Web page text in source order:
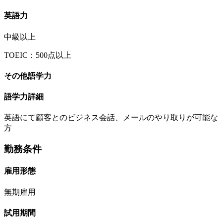
英語力
中級以上
TOEIC：500点以上
その他語学力
語学力詳細
英語にて顧客とのビジネス会話、メールのやり取りが可能な
方
勤務条件
雇用形態
無期雇用
試用期間